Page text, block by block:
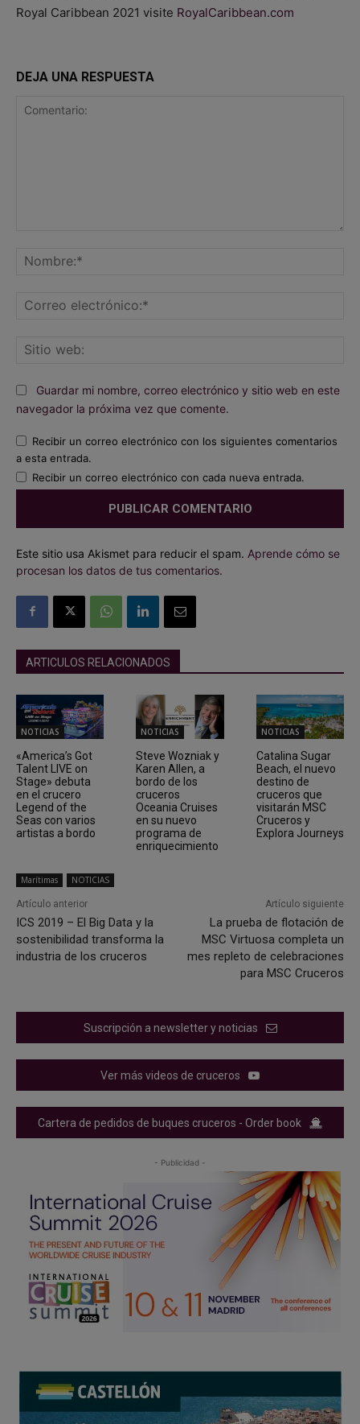
Royal Caribbean 2021 visite RoyalCaribbean.com
DEJA UNA RESPUESTA
Guardar mi nombre, correo electrónico y sitio web en este
navegador la próxima vez que comente.
Recibir un correo electrónico con los siguientes comentarios
a esta entrada.
Recibir un correo electrónico con cada nueva entrada.
Este sitio usa Akismet para reducir el spam. Aprende cómo se
procesan los datos de tus comentarios.
ARTICULOS RELACIONADOS
NOTICIAS
«America’s Got
Talent LIVE on
Stage» debuta
en el crucero
Legend of the
Seas con varios
artistas a bordo
NOTICIAS
Steve Wozniak y
Karen Allen, a
bordo de los
cruceros
Oceania Cruises
en su nuevo
programa de
enriquecimiento
NOTICIAS
Catalina Sugar
Beach, el nuevo
destino de
cruceros que
visitarán MSC
Cruceros y
Explora Journeys
Marítimas NOTICIAS
Artículo anterior
ICS 2019 – El Big Data y la
sostenibilidad transforma la
industria de los cruceros
Artículo siguiente
La prueba de flotación de
MSC Virtuosa completa un
mes repleto de celebraciones
para MSC Cruceros
Suscripción a newsletter y noticias
Ver más videos de cruceros
Cartera de pedidos de buques cruceros - Order book
- Publicidad -